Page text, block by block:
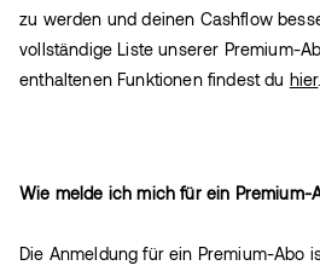
zu werden und deinen Cashflow
vollständige Liste unserer Premium-
enthaltenen Funktionen findest du hier.
Wie melde ich mich für ein Premium-
Die Anmeldung für ein Premium-Abo